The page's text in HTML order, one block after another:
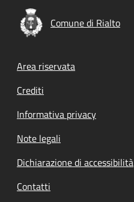
Comune di Rialto
Footer menu
Area riservata
Crediti
Informativa privacy
Note legali
Dichiarazione di accessibilità
Contatti